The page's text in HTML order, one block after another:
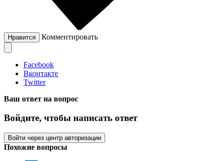
Нравится Комментировать
Facebook
Вконтакте
Twitter
Ваш ответ на вопрос
Войдите, чтобы написать ответ
Войти через центр авторизации
Похожие вопросы